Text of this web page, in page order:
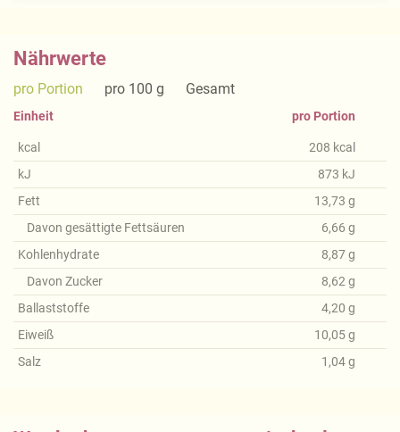
Nährwerte
pro Portion pro 100 g Gesamt
Einheit
kcal
kJ
Fett
Davon gesättigte Fettsäuren
Kohlenhydrate
Davon Zucker
Ballaststoffe
Eiweiß
Salz
pro Portion
208 kcal
873 kJ
13,73 g
6,66 g
8,87g
8,62 g
4,20 g
10,05g
1,04g